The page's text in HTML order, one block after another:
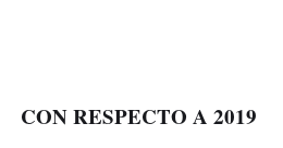
CON RESPECTO A 2019